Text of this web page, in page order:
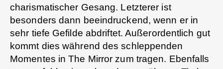
charismatischer Gesang. Letzterer ist
besonders dann beeindruckend, wenn er in
sehr tiefe Gefilde abdriftet. Außerordentlich gut
kommt dies während des schleppenden
Momentes in The Mirror zum tragen. Ebenfalls